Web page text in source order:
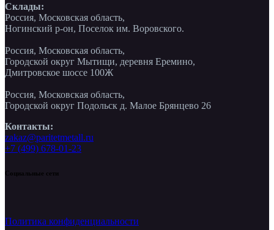
Склады:
Россия, Московская область,
Ногинский р-он, Поселок им. Воровского.
Россия, Московская область,
Городской округ Мытищи, деревня Еремино,
Дмитровское шоссе 100Ж
Россия, Московская область,
Городской округ Подольск д. Малое Брянцево 26
Контакты:
zakaz@paritetmetall.ru
+7 (499) 678-01-23
Социальные сети
Политика конфиденциальности